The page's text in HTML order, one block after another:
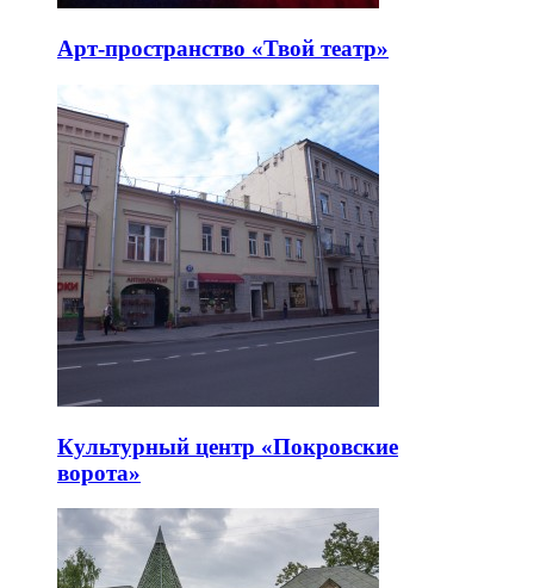
Арт-пространство «Твой театр»
Культурный центр «Покровские
ворота»